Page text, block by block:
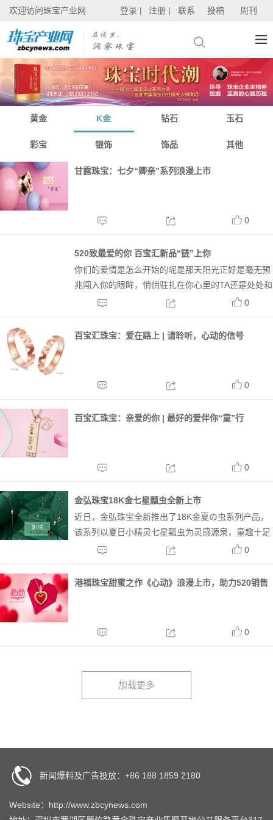
欢迎访问珠宝产业网 登录 | 注册 | 联系 投稿 周刊
黄金 K金 钻石 玉石
彩宝 银饰 饰品 其他
甘露珠宝：七夕“卿亲”系列浪漫上市
0
520致最爱的你 百宝汇新品“链”上你
你们的爱情是怎么开始的呢是那天阳光正好是毫无预
兆闯入你的眼眸，悄悄驻扎在你心里的TA还是处处和
你作对的TA不知何时变成了你左边位置的专属主人这
个世界你总会碰上一个人，为了TA你可以突破一切奋
不顾身百宝汇520新品“链”上你系列，突破传统直观...
0
百宝汇珠宝：爱在路上 | 请聆听，心动的信号
0
百宝汇珠宝：亲爱的你 | 最好的爱伴你“童”行
0
金弘珠宝18K金七星瓢虫全新上市
近日，金弘珠宝全新推出了18K金夏の虫系列产品，
该系列以夏日小精灵七星瓢虫为灵感源泉，童趣十足
地还原了七星瓢虫的可爱形象。精致的镂空叶子，轻
盈优雅，栩栩如生的瓢虫，灵动自然。 初夏来临，田
林绿野，一片蛙叫虫鸣。在炎炎夏日中，那红壳黑点
0
港福珠宝甜蜜之作《心动》浪漫上市，助力520销售
0
新闻爆料及广告投放：+86 188 1859 2180
Website：http://www.zbcynews.com